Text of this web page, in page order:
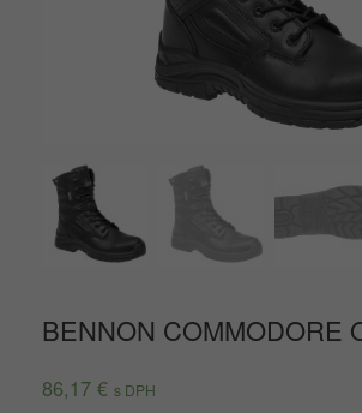
BENNON COMMODORE
86,17 € s DPH